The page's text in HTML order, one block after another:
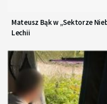
Mateusz Bąk w „Sektorze
Lechii